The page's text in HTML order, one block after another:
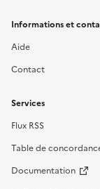
Informations et
Aide
Contact
Services
Flux RSS
Table de
Documentation